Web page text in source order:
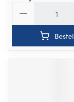
Bestel